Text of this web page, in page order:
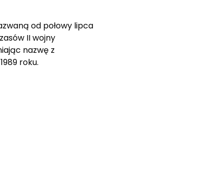
od połowy lipca
II wojny
nazwę z
roku.